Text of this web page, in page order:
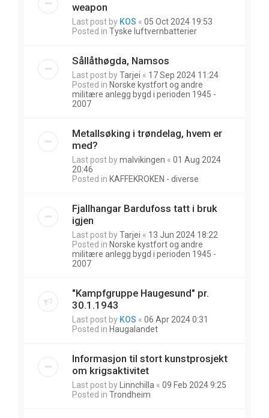
weapon
Last post by KOS « 05 Oct 2024 19:53
Posted in Tyske luftvernbatterier
Sållåthøgda, Namsos
Last post byTarjei « 17 Sep 2024 11:24
Posted in Norske kystfort og andre
militære anlegg bygd i perioden 1945 -
2007
Metallsøking i trøndelag, hvem er
med?
Last post bymalvikingen « 01 Aug 2024
20:46
Posted in KAFFEKROKEN - diverse
Fjallhangar Bardufoss tatt i bruk
igjen
Last post byTarjei « 13 Jun 2024 18:22
Posted in Norske kystfort og andre
militære anlegg bygd i perioden 1945 -
2007
"Kampfgruppe Haugesund" pr.
30.1.1943
Last post by KOS « 06 Apr 2024 0:31
Posted in Haugalandet
Informasjon til stort kunstprosjekt
om krigsaktivitet
Last post by Linnchilla « 09 Feb 2024 9:25
Posted in Trondheim